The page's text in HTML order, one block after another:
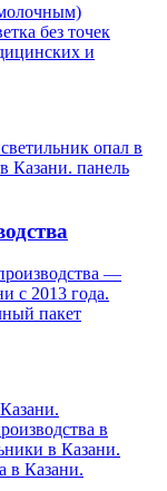
без точек
и
опал в
Казани. панель
—
с 2013 года.
пакет
в
в Казани.
в Казани.